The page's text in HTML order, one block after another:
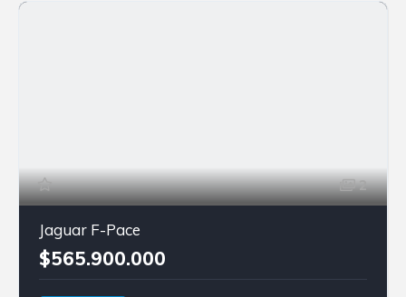
2
Jaguar F-Pace
$565.900.000